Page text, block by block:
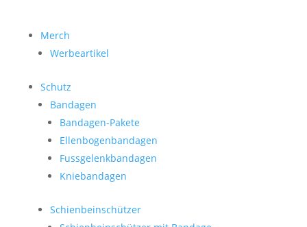
Merch
Werbeartikel
Schutz
Bandagen
Bandagen-Pakete
Ellenbogenbandagen
Fussgelenkbandagen
Kniebandagen
Schienbeinschützer